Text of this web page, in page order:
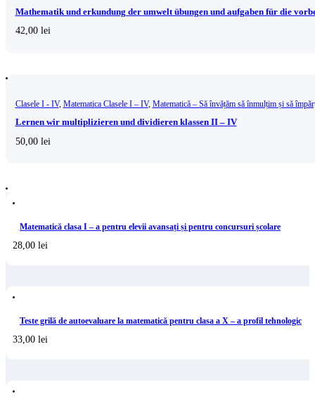
Mathematik und erkundung der umwelt übungen und aufgaben für die
42,00 lei
Clasele I - IV, Matematica Clasele I – IV, Matematică – Să învățăm să înmulțim și să
Lernen wir multiplizieren und dividieren klassen II – IV
50,00 lei
Matematică clasa I – a pentru elevii avansați și pentru concursuri școlare
28,00 lei
Teste grilă de autoevaluare la matematică pentru clasa a X – a profil tehnologic
33,00 lei